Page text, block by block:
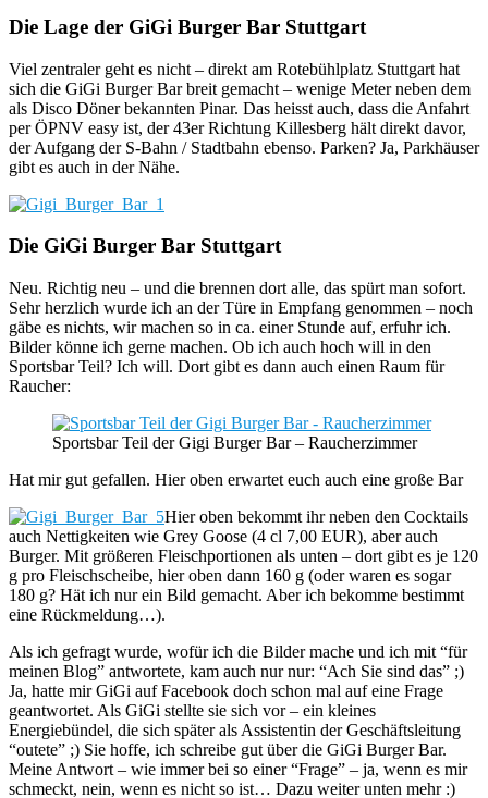
Die Lage der GiGi Burger Bar Stuttgart
Viel zentraler geht es nicht – direkt am Rotebühlplatz Stuttgart hat
sich die GiGi Burger Bar breit gemacht – wenige Meter neben dem
als Disco Döner bekannten Pinar. Das heisst auch, dass die Anfahrt
per ÖPNV easy ist, der 43er Richtung Killesberg hält direkt davor,
der Aufgang der S-Bahn / Stadtbahn ebenso. Parken? Ja, Parkhäuser
gibt es auch in der Nähe.
Die GiGi Burger Bar Stuttgart
Neu. Richtig neu – und die brennen dort alle, das spürt man sofort.
Sehr herzlich wurde ich an der Türe in Empfang genommen – noch
gäbe es nichts, wir machen so in ca. einer Stunde auf, erfuhr ich.
Bilder könne ich gerne machen. Ob ich auch hoch will in den
Sportsbar Teil? Ich will. Dort gibt es dann auch einen Raum für
Raucher:
Sportsbar Teil der Gigi Burger Bar – Raucherzimmer
Hat mir gut gefallen. Hier oben erwartet euch auch eine große Bar
Hier oben bekommt ihr neben den Cocktails
auch Nettigkeiten wie Grey Goose (4 cl 7,00 EUR), aber auch
Burger. Mit größeren Fleischportionen als unten – dort gibt es je 120
g pro Fleischscheibe, hier oben dann 160 g (oder waren es sogar
180 g? Hät ich nur ein Bild gemacht. Aber ich bekomme bestimmt
eine Rückmeldung…).
Als ich gefragt wurde, wofür ich die Bilder mache und ich mit “für
meinen Blog” antwortete, kam auch nur nur: “Ach Sie sind das” ;)
Ja, hatte mir GiGi auf Facebook doch schon mal auf eine Frage
geantwortet. Als GiGi stellte sie sich vor – ein kleines
Energiebündel, die sich später als Assistentin der Geschäftsleitung
“outete” ;) Sie hoffe, ich schreibe gut über die GiGi Burger Bar.
Meine Antwort – wie immer bei so einer “Frage” – ja, wenn es mir
schmeckt, nein, wenn es nicht so ist… Dazu weiter unten mehr :)